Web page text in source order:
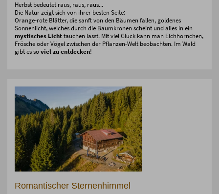
Herbst bedeutet raus, raus, raus...
Die Natur zeigt sich von ihrer besten Seite:
Orange-rote Blätter, die sanft von den Bäumen fallen, goldenes
Sonnenlicht, welches durch die Baumkronen scheint und alles in ein
mystisches Lichttauchen lässt. Mit viel Glück kann man Eichhörnchen,
Frösche oder Vögel zwischen der Pflanzen-Welt beobachten. Im Wald
gibt es soviel zu entdecken!
Romantischer Sternenhimmel